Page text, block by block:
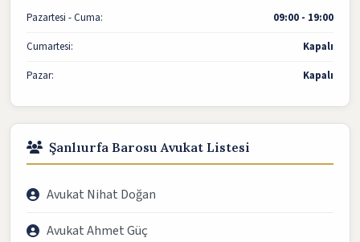
Pazartesi - Cuma:
09:00 - 19:00
Cumartesi:
Kapalı
Pazar:
Kapalı
Şanlıurfa Barosu Avukat Listesi
Avukat Nihat Doğan
Avukat Ahmet Güç